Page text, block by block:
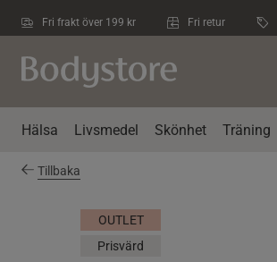
Fri frakt över 199 kr Fri retur
Hälsa Livsmedel Skönhet Träning
Tillbaka
OUTLET
Prisvärd